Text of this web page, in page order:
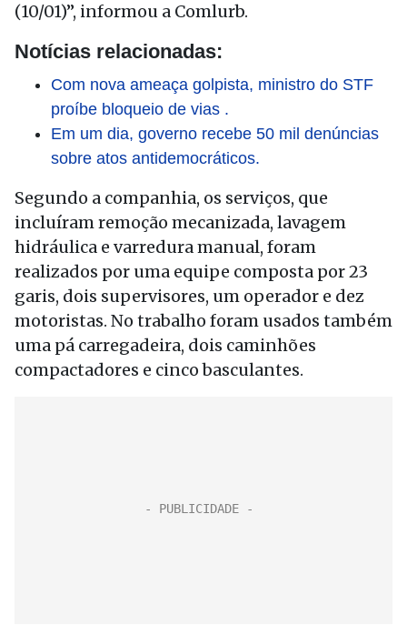
(10/01)”, informou a Comlurb.
Notícias relacionadas:
Com nova ameaça golpista, ministro do STF
proíbe bloqueio de vias .
Em um dia, governo recebe 50 mil denúncias
sobre atos antidemocráticos.
Segundo a companhia, os serviços, que
incluíram remoção mecanizada, lavagem
hidráulica e varredura manual, foram
realizados por uma equipe composta por 23
garis, dois supervisores, um operador e dez
motoristas. No trabalho foram usados também
uma pá carregadeira, dois caminhões
compactadores e cinco basculantes.